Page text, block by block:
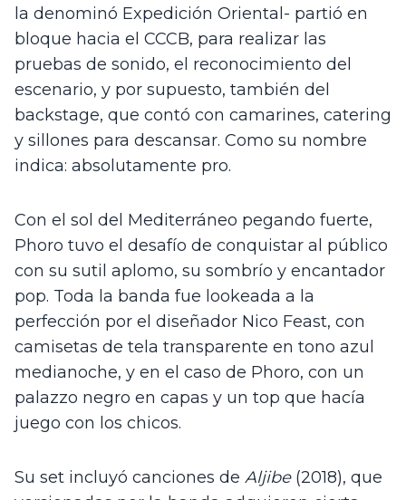
la denominó Expedición Oriental- partió en
bloque hacia el CCCB, para realizar las
pruebas de sonido, el reconocimiento del
escenario, y por supuesto, también del
backstage, que contó con camarines, catering
y sillones para descansar. Como su nombre
indica: absolutamente pro.
Con el sol del Mediterráneo pegando fuerte,
Phoro tuvo el desafío de conquistar al público
con su sutil aplomo, su sombrío y encantador
pop. Toda la banda fue lookeada a la
perfección por el diseñador Nico Feast, con
camisetas de tela transparente en tono azul
medianoche, y en el caso de Phoro, con un
palazzo negro en capas y un top que hacía
juego con los chicos.
Su set incluyó canciones de Aljibe (2018), que